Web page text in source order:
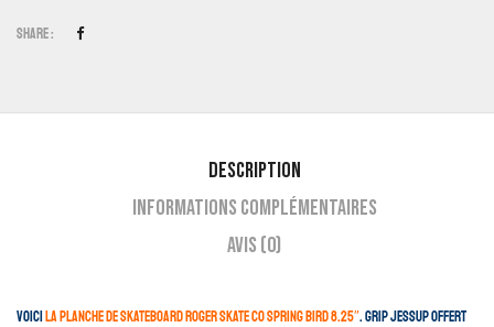
Share :
Description
Informations complémentaires
Avis (0)
Voici la planche de skateboard Roger Skate Co Spring Bird 8.25″. Grip JESSUP OFFERT